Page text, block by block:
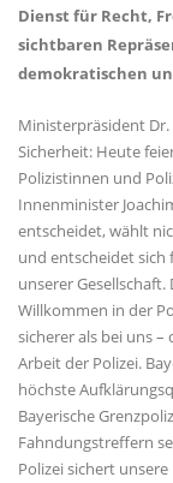
Dienst für Recht,
sichtbaren
demokratischen
Ministerpräsident
Sicherheit: Heute
Polizistinnen und
Innenminister
entscheidet, wählt
und entscheidet
unserer
Willkommen in der
sicherer als bei uns
Arbeit der Polizei.
höchste
Bayerische
Fahndungstreffern
Polizei sichert